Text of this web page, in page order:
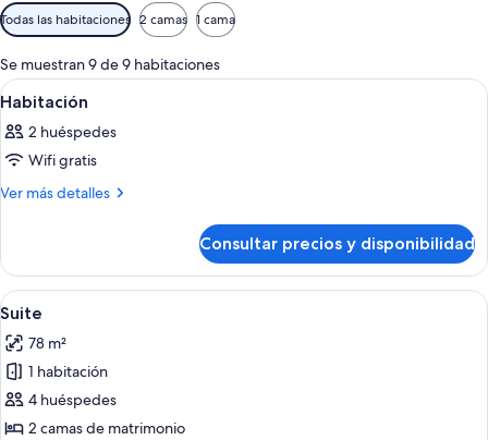
Filtros
disponibles
para
las
habitaciones
Todas las habitaciones 2 camas 1 cama
Se muestran 9 de 9 habitaciones
Abrir
todas
las
fotos
de
Un hotel de dos pisos con un área
1
Habitación
2 huéspedes
Wifi gratis
Ver más detalles
Más
Consultar precios y disponibilidad
Abrir
todas
las
fotos
de
Suite
Habitación de hotel con dos camas,
7
Suite
78 m²
1 habitación
4 huéspedes
2 camas de matrimonio